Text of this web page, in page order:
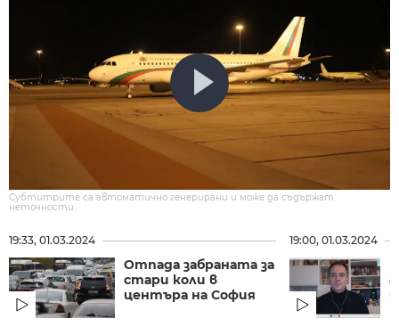
Субтитрите са автоматично генерирани и може да съдържат
неточности.
19:33, 01.03.2024
Отпада забраната за
стари коли в
центъра на София
19:00, 01.03.2024